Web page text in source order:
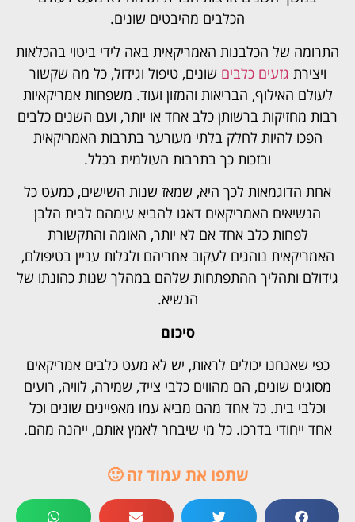
הכלבים מהיבטים שונים.
התרומה של הכלבנות האמריקאית באה לידי ביטוי בהכלאות
ויצירת גזעים כלבים שונים, טיפול וגידול, כל מה שקשור
לעולם האילוף, הבריאות והמזון ועוד. משפחות אמריקאיות
רבות מחזיקות ברשותן כלב אחד או יותר, ועם השנים כלבים
הפכו להיות לחלק בלתי מעורער בתרבות האמריקאית
ובזכות כך בתרבות העולמית בכלל.
אחת הדוגמאות לכך היא, שמאז שנות השישים, כמעט כל
הנשיאים האמריקאים דאגו להביא עימהם לבית הלבן
לפחות כלב אחד אם לא יותר, האומה והתקשורת
האמריקאית נוהגים לעקוב אחריהם ולגלות עניין בטיפולם,
גידולם ותהליך ההתפתחות שלהם במהלך שנות כהונתו של
הנשיא.
סיכום
כפי שאנחנו יכולים לראות, יש לא מעט כלבים אמריקאים
מסוגים שונים, הם מהווים כלבי צייד, שמירה, לוויה, רועים
וכלבי בית. כל אחד מהם מביא עמו מאפיינים שונים וכל
אחד ייחודי בדרכו. כל מי שיבחר לאמץ אותם, ייהנה מהם.
שתפו את עמוד זה 🙂